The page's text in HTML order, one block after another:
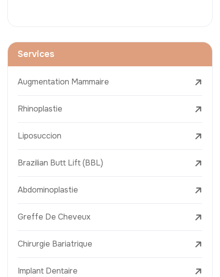
Services
Augmentation Mammaire
Rhinoplastie
Liposuccion
Brazilian Butt Lift (BBL)
Abdominoplastie
Greffe De Cheveux
Chirurgie Bariatrique
Implant Dentaire